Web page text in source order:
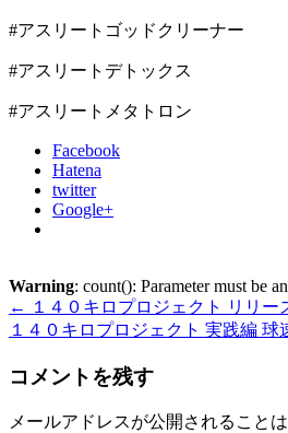
#アスリートゴッドクリーナー
#アスリートデトックス
#アスリートメタトロン
Facebook
Hatena
twitter
Google+
Warning: count(): Parameter must be
←
１４０キロプロジェクト リリー
１４０キロプロジェクト 実践編
コメントを残す
メールアドレスが公開されることは